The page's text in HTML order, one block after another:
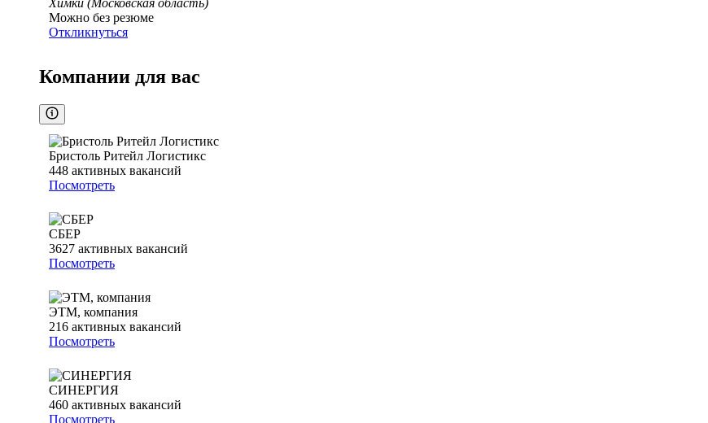
Химки (Московская область)
Можно без резюме
Откликнуться
Компании для вас
Бристоль Ритейл Логистикс
448 активных вакансий
Посмотреть
СБЕР
3627 активных вакансий
Посмотреть
ЭТМ, компания
216 активных вакансий
Посмотреть
СИНЕРГИЯ
460 активных вакансий
Посмотреть